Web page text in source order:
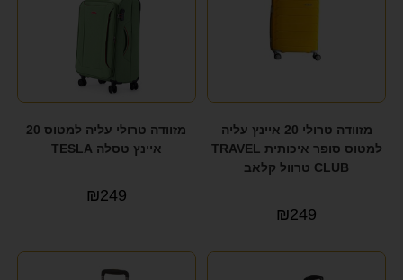
מזוודה טרולי 20 איינץ עליה
למטוס סופר איכותית TRAVEL
CLUB טרוול קלאב
₪249
מזוודה טרולי עליה למטוס 20
איינץ טסלה TESLA
₪249